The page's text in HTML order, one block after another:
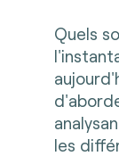
Quels
les